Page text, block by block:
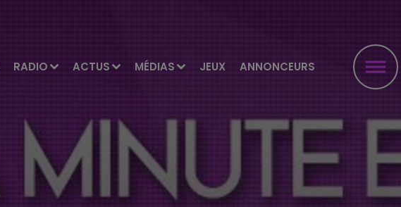
RADIO ACTUS MÉDIAS JEUX ANNONCEURS